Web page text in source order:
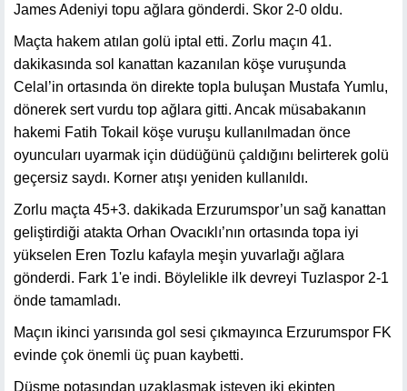
James Adeniyi topu ağlara gönderdi. Skor 2-0 oldu.
Maçta hakem atılan golü iptal etti. Zorlu maçın 41.
dakikasında sol kanattan kazanılan köşe vuruşunda
Celal’in ortasında ön direkte topla buluşan Mustafa Yumlu,
dönerek sert vurdu top ağlara gitti. Ancak müsabakanın
hakemi Fatih Tokail köşe vuruşu kullanılmadan önce
oyuncuları uyarmak için düdüğünü çaldığını belirterek golü
geçersiz saydı. Korner atışı yeniden kullanıldı.
Zorlu maçta 45+3. dakikada Erzurumspor’un sağ kanattan
geliştirdiği atakta Orhan Ovacıklı’nın ortasında topa iyi
yükselen Eren Tozlu kafayla meşin yuvarlağı ağlara
gönderdi. Fark 1'e indi. Böylelikle ilk devreyi Tuzlaspor 2-1
önde tamamladı.
Maçın ikinci yarısında gol sesi çıkmayınca Erzurumspor FK
evinde çok önemli üç puan kaybetti.
Düşme potasından uzaklaşmak isteyen iki ekipten